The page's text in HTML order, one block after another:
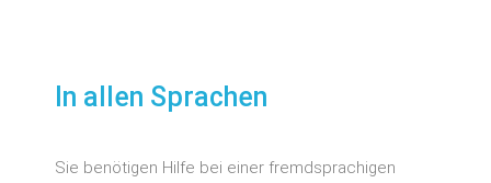
In allen Sprachen
Sie benötigen Hilfe bei einer fremdsprachigen